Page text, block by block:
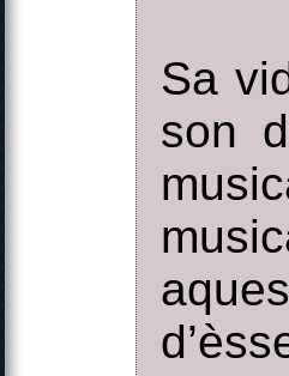
Sa
son